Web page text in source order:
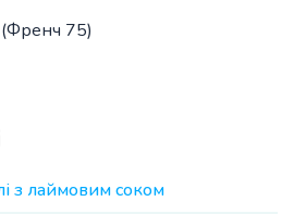
75)
з лаймовим соком